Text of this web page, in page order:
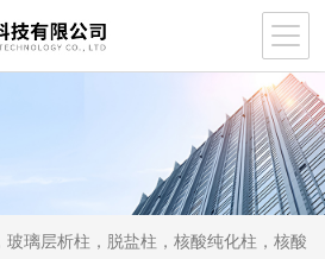
玻璃层析柱，脱盐柱，核酸纯化柱，核酸